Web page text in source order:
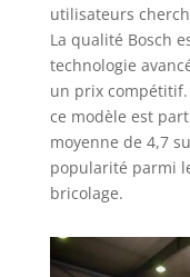
utilisateurs
La qualité Bosch
technologie
un prix
ce modèle est
moyenne de 4,7
popularité parmi
bricolage.